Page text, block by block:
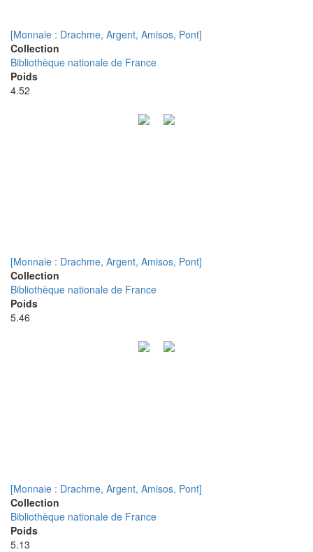
[Monnaie : Drachme, Argent, Amisos, Pont]
Collection
Bibliothèque nationale de France
Poids
4.52
[Monnaie : Drachme, Argent, Amisos, Pont]
Collection
Bibliothèque nationale de France
Poids
5.46
[Monnaie : Drachme, Argent, Amisos, Pont]
Collection
Bibliothèque nationale de France
Poids
5.13